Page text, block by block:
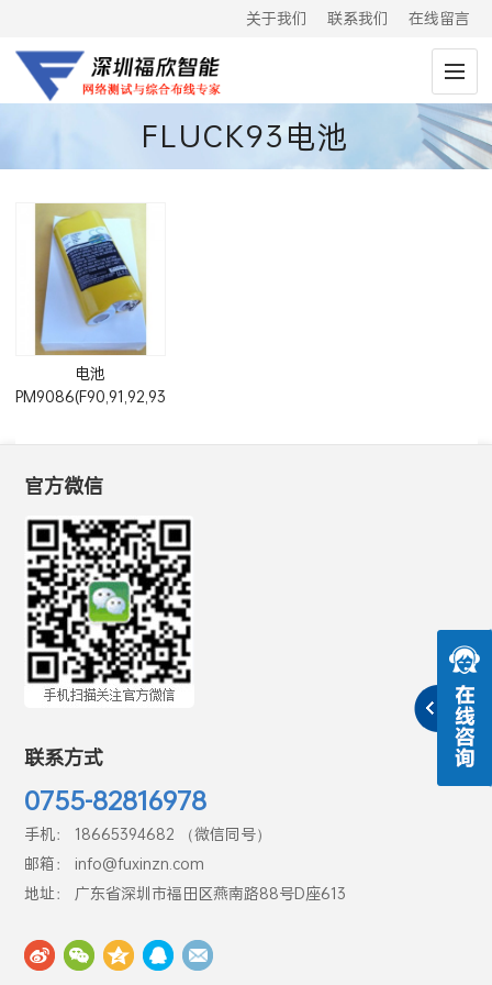
关于我们 联系我们 在线留言
FLUCK93电池
电池
PM9086(F90,91,92,93,95,96,97,98,99,105
官方微信
联系方式
0755-82816978
手机： 18665394682 （微信同号）
邮箱： info@fuxinzn.com
地址： 广东省深圳市福田区燕南路88号D座613